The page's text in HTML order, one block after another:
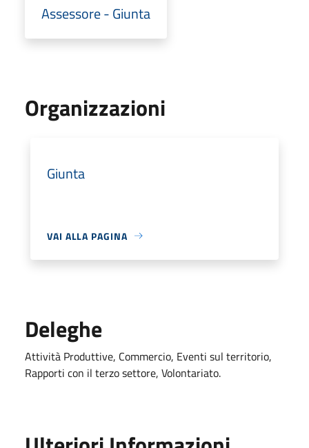
Assessore - Giunta
Organizzazioni
Giunta
VAI ALLA PAGINA
Deleghe
Attività Produttive, Commercio, Eventi sul territorio,
Rapporti con il terzo settore, Volontariato.